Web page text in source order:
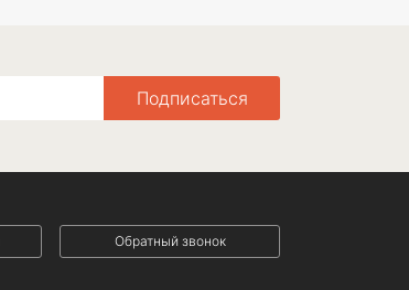
Подписаться
Обратный звонок